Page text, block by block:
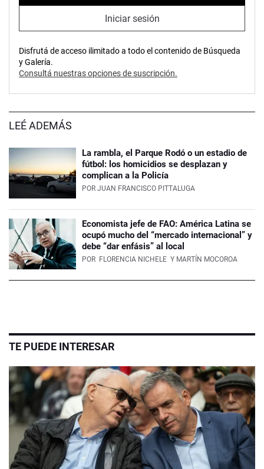
Iniciar sesión
Disfrutá de acceso ilimitado a todo el contenido de Búsqueda
y Galería.
Consultá nuestras opciones de suscripción.
LEÉ ADEMÁS
La rambla, el Parque Rodó o un estadio de
fútbol: los homicidios se desplazan y
complican a la Policía
POR JUAN FRANCISCO PITTALUGA
Economista jefe de FAO: América Latina se
ocupó mucho del “mercado internacional” y
debe “dar enfásis” al local
POR FLORENCIA NICHELE Y MARTÍN MOCOROA
TE PUEDE INTERESAR